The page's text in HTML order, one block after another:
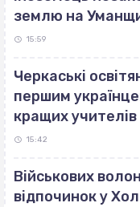
землю на
15:59
Черкаські
першим
кращих учителів
15:42
Військових
відпочинок у